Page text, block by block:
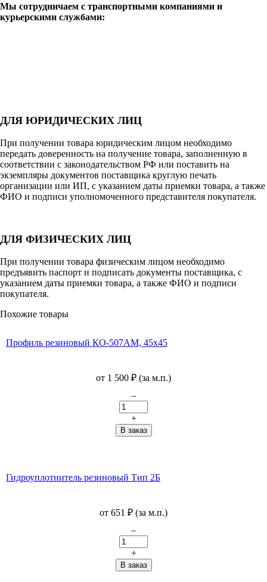
Мы сотрудничаем с транспортными компаниями и
курьерскими службами:
ДЛЯ ЮРИДИЧЕСКИХ ЛИЦ
При получении товара юридическим лицом необходимо
передать доверенность на получение товара, заполненную в
соответствии с законодательством РФ или поставить на
экземпляры документов поставщика круглую печать
организации или ИП, с указанием даты приемки товара, а также
ФИО и подписи уполномоченного представителя покупателя.
ДЛЯ ФИЗИЧЕСКИХ ЛИЦ
При получении товара физическим лицом необходимо
предъявить паспорт и подписать документы поставщика, с
указанием даты приемки товара, а также ФИО и подписи
покупателя.
Похожие товары
Профиль резиновый КО-507АМ, 45х45
от 1 500 ₽ (за м.п.)
–
+
Гидроуплотнитель резиновый Тип 2Б
от 651 ₽ (за м.п.)
–
+